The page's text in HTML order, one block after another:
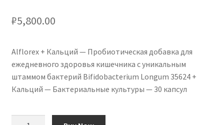
₽5,800.00
Alflorex + Кальций — Пробиотическая добавка для
ежедневного здоровья кишечника с уникальным
штаммом бактерий Bifidobacterium Longum 35624 +
Кальций — Бактериальные культуры — 30 капсул